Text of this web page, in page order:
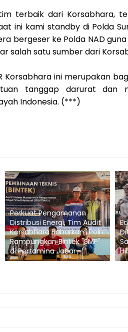
terbaik dari Korsabhara,
ini kami standby di Polda
bergeser ke Polda NAD
salah satu sumber dari
Korsabhara ini merupakan
tanggap darurat dan
Indonesia. (***)
Perkuat Pengamanan
Distribusi Energi, Tim Audit
Korsabhara Baharkam Polri
Rampungkan Bintek "SMP"
di Pertamina Jabar